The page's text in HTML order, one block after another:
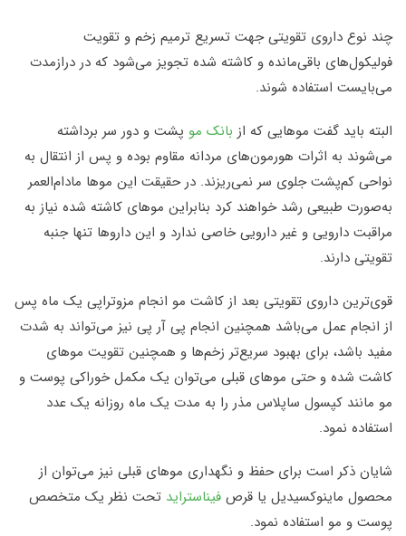
چند نوع داروی تقویتی جهت تسریع ترمیم زخم و تقویت
فولیکول‌های باقی‌مانده و کاشته شده تجویز می‌شود که در درازمدت
می‌بایست استفاده شوند.
البته باید گفت موهایی که از بانک مو پشت و دور سر برداشته
می‌شوند به اثرات هورمون‌های مردانه مقاوم بوده و پس از انتقال به
نواحی کم‌پشت جلوی سر نمی‌ریزند. در حقیقت این موها مادام‌العمر
به‌صورت طبیعی رشد خواهند کرد بنابراین موهای کاشته شده نیاز به
مراقبت دارویی و غیر دارویی خاصی ندارد و این داروها تنها جنبه
تقویتی دارند.
قوی‌ترین داروی تقویتی بعد از کاشت مو انجام مزوتراپی یک ماه پس
از انجام عمل می‌باشد همچنین انجام پی آر پی نیز می‌تواند به شدت
مفید باشد، برای بهبود سریع‌تر زخم‌ها و همچنین تقویت موهای
کاشت شده و حتی موهای قبلی می‌توان یک مکمل خوراکی پوست و
مو مانند کپسول ساپلاس مذر را به مدت یک ماه روزانه یک عدد
استفاده نمود.
شایان ذکر است برای حفظ و نگهداری موهای قبلی نیز می‌توان از
محصول ماینوکسیدیل یا قرص فیناستراید تحت نظر یک متخصص
پوست و مو استفاده نمود.